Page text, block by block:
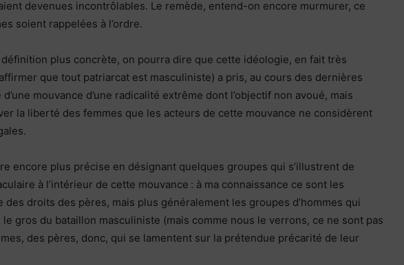
devenues incontrôlables. Le remède, entend-on encore murmurer, ce
soient rappelées à l’ordre.
plus concrète, on pourra dire que cette idéologie, en fait très
que tout patriarcat est masculiniste) a pris, au cours des dernières
mouvance d’une radicalité extrême dont l’objectif non avoué, mais
la liberté des femmes que les acteurs de cette mouvance ne considèrent
encore plus précise en désignant quelques groupes qui s’illustrent de
à l’intérieur de cette mouvance : à ma connaissance ce sont les
des droits des pères, mais plus généralement les groupes d’hommes qui
le gros du bataillon masculiniste (mais comme nous le verrons, ce ne sont pas
des pères, donc, qui se lamentent sur la prétendue précarité de leur